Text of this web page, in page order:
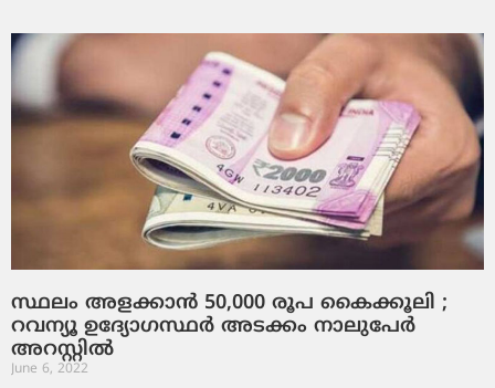
സ്ഥലം അളക്കാന്‍ 50,000 രൂപ കൈക്കൂലി ;
റവന്യൂ ഉദ്യോഗസ്ഥര്‍ അടക്കം നാലുപേര്‍
അറസ്റ്റില്‍
June 6, 2022